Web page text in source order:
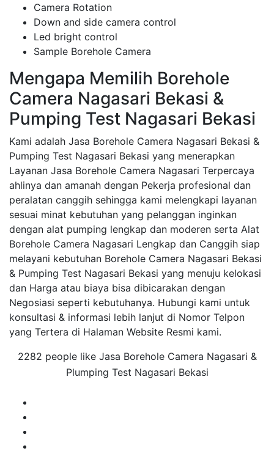
Camera Rotation
Down and side camera control
Led bright control
Sample Borehole Camera
Mengapa Memilih Borehole
Camera Nagasari Bekasi &
Pumping Test Nagasari Bekasi
Kami adalah Jasa Borehole Camera Nagasari Bekasi &
Pumping Test Nagasari Bekasi yang menerapkan
Layanan Jasa Borehole Camera Nagasari Terpercaya
ahlinya dan amanah dengan Pekerja profesional dan
peralatan canggih sehingga kami melengkapi layanan
sesuai minat kebutuhan yang pelanggan inginkan
dengan alat pumping lengkap dan moderen serta Alat
Borehole Camera Nagasari Lengkap dan Canggih siap
melayani kebutuhan Borehole Camera Nagasari Bekasi
& Pumping Test Nagasari Bekasi yang menuju kelokasi
dan Harga atau biaya bisa dibicarakan dengan
Negosiasi seperti kebutuhanya. Hubungi kami untuk
konsultasi & informasi lebih lanjut di Nomor Telpon
yang Tertera di Halaman Website Resmi kami.
2282 people like Jasa Borehole Camera Nagasari &
Plumping Test Nagasari Bekasi